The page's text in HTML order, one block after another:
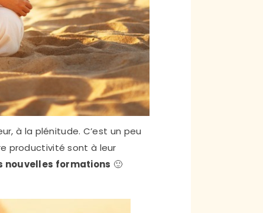
à la plénitude. C’est un peu
productivité sont à leur
nouvelles formations 🙂